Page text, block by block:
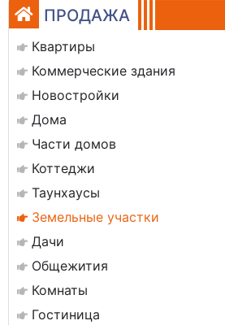
ПРОДАЖА
Квартиры
Коммерческие здания
Новостройки
Дома
Части домов
Коттеджи
Таунхаусы
Земельные участки
Дачи
Общежития
Комнаты
Гостиница